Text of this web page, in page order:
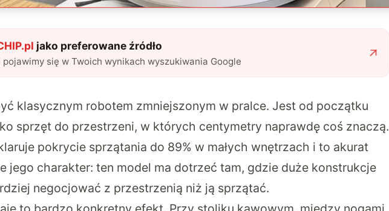
jako preferowane źródło
pojawimy się w Twoich wynikach wyszukiwania Google
klasycznym robotem zmniejszonym w pralce. Jest od początku
sprzęt do przestrzeni, w których centymetry naprawdę coś znaczą.
pokrycie sprzątania do 89% w małych wnętrzach i to akurat
jego charakter: ten model ma dotrzeć tam, gdzie duże konstrukcje
negocjować z przestrzenią niż ją sprzątać.